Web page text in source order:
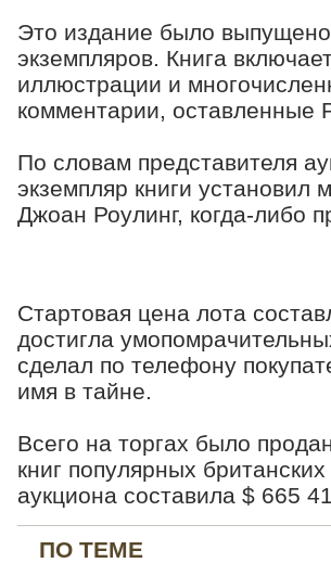
Это издание было
экземпляров. Книга
иллюстрации и
комментарии, оставленные
По словам представителя
экземпляр книги установил
Джоан Роулинг, когда-либо
Стартовая цена лота
достигла
сделал по телефону
имя в тайне.
Всего на торгах было
книг популярных
аукциона составила $ 665
ПО ТЕМЕ